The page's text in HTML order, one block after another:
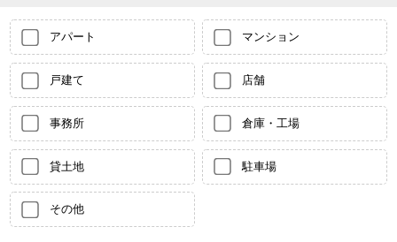
アパート マンション
戸建て 店舗
事務所 倉庫・工場
貸土地 駐車場
その他